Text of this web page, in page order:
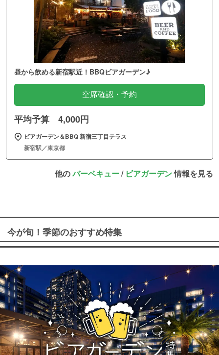
昼から飲める新宿駅近！BBQビアガーデン♪
空席確認・予約
平均予算 4,000円
ビアガーデン＆BBQ 新宿三丁目テラス
新宿駅／東京都
他のバーベキュー/ ビアガーデン情報を見る
今が旬！季節のおすすめ特集